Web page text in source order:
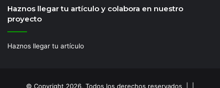
Haznos llegar tu artículo y colabora en nuestro
proyecto
Haznos llegar tu artículo
© Copyright 2026, Todos los derechos reservados | |